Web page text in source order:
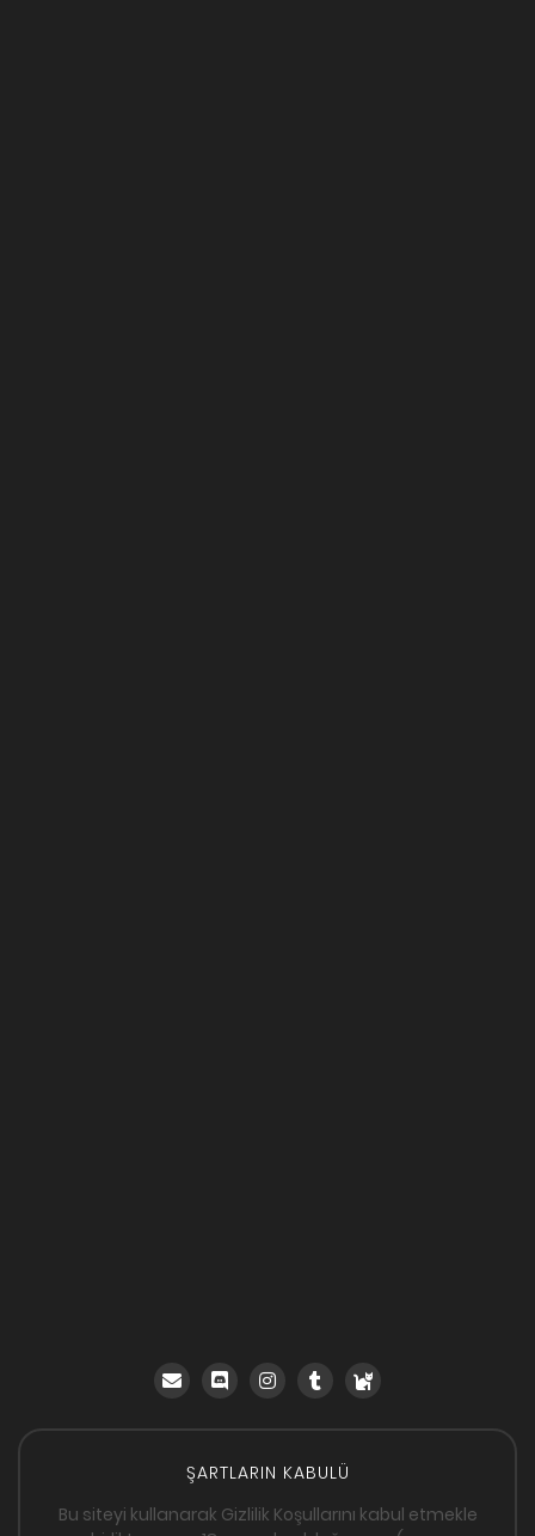
ŞARTLARIN KABULÜ
Bu siteyi kullanarak Gizlilik Koşullarını kabul etmekle